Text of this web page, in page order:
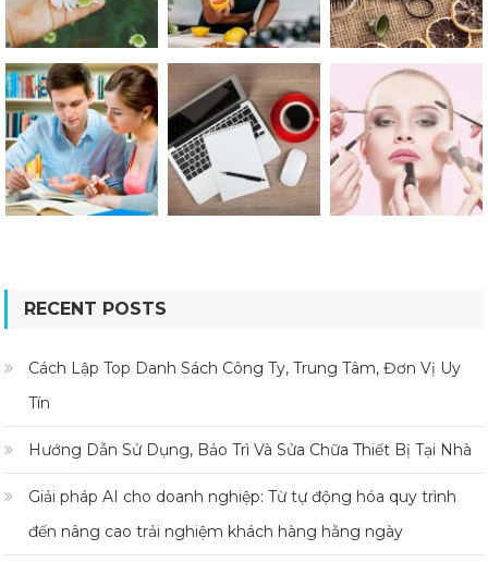
RECENT POSTS
Cách Lập Top Danh Sách Công Ty, Trung Tâm, Đơn Vị Uy
Tín
Hướng Dẫn Sử Dụng, Bảo Trì Và Sửa Chữa Thiết Bị Tại Nhà
Giải pháp AI cho doanh nghiệp: Từ tự động hóa quy trình
đến nâng cao trải nghiệm khách hàng hằng ngày